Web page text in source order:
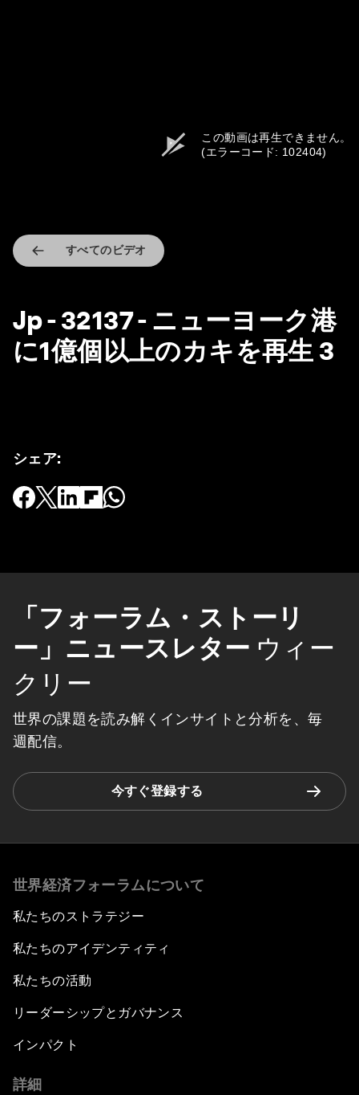
この動画は再生できません。
(エラーコード: 102404)
すべてのビデオ
Jp - 32137 - ニューヨーク港
に1億個以上のカキを再生 3
シェア:
「フォーラム・ストーリ
ー」ニュースレター ウィー
クリー
世界の課題を読み解くインサイトと分析を、毎
週配信。
今すぐ登録する
世界経済フォーラムについて
私たちのストラテジー
私たちのアイデンティティ
私たちの活動
リーダーシップとガバナンス
インパクト
詳細